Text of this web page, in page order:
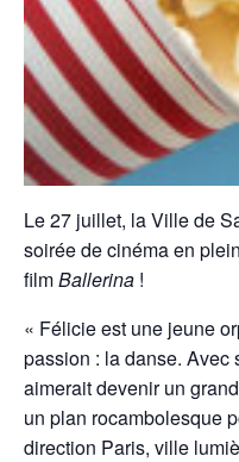
Le 27 juillet, la Ville de
soirée de cinéma en
filmBallerina !
« Félicie est une jeune
passion : la danse. Avec
aimerait devenir un
un plan rocambolesque
direction Paris, ville